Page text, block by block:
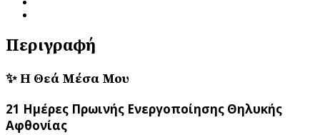
Περιγραφή
✨ Η Θεά Μέσα Μου
21 Ημέρες Πρωινής Ενεργοποίησης Θηλυκής
Αφθονίας